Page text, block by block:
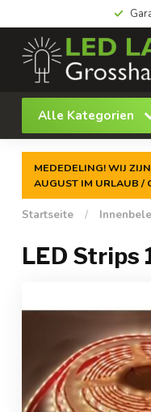
Alle Kategorien
MEDEDELING! WIJ
AUGUST IM URLAUB /
Startseite /
LED Strips